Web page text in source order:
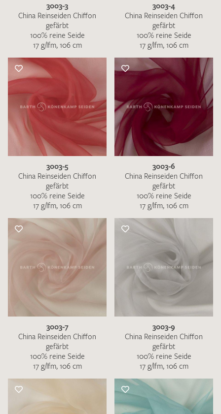
3003-3
China Reinseiden Chiffon
gefärbt
100% reine Seide
17 g/lfm, 106 cm
3003-4
China Reinseiden Chiffon
gefärbt
100% reine Seide
17 g/lfm, 106 cm
3003-5
China Reinseiden Chiffon
gefärbt
100% reine Seide
17 g/lfm, 106 cm
3003-6
China Reinseiden Chiffon
gefärbt
100% reine Seide
17 g/lfm, 106 cm
3003-7
China Reinseiden Chiffon
gefärbt
100% reine Seide
17 g/lfm, 106 cm
3003-9
China Reinseiden Chiffon
gefärbt
100% reine Seide
17 g/lfm, 106 cm